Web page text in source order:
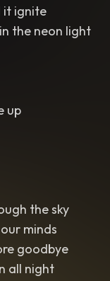
it ignite
the neon light
up
the sky
minds
goodbye
all night